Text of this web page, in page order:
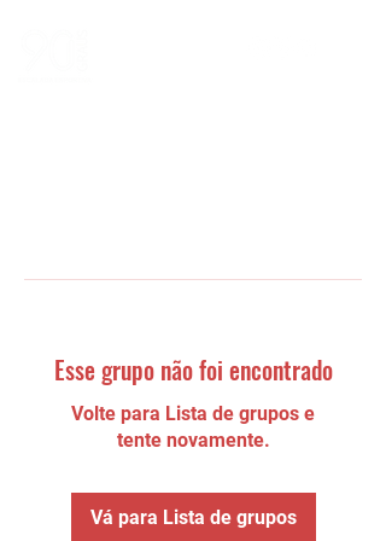
Esse grupo não foi encontrado
Volte para Lista de grupos e
tente novamente.
Vá para Lista de grupos